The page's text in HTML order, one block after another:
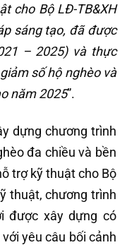
cho Bộ LĐ-TB&XH
sáng tạo, đã được
– 2025) và thực
số hộ nghèo và
năm 2025”.
dựng chương trình
đa chiều và bền
trợ kỹ thuật cho Bộ
thuật, chương trình
được xây dựng có
yêu câu bối cảnh